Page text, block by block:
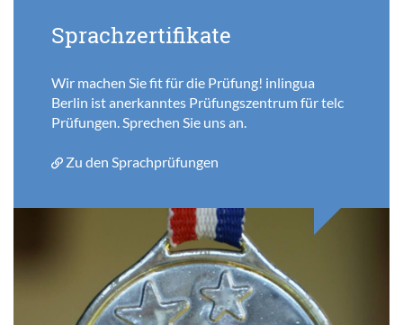
Sprachzertifikate
Wir machen Sie fit für die Prüfung! inlingua
Berlin ist anerkanntes Prüfungszentrum für telc
Prüfungen. Sprechen Sie uns an.
Zu den Sprachprüfungen